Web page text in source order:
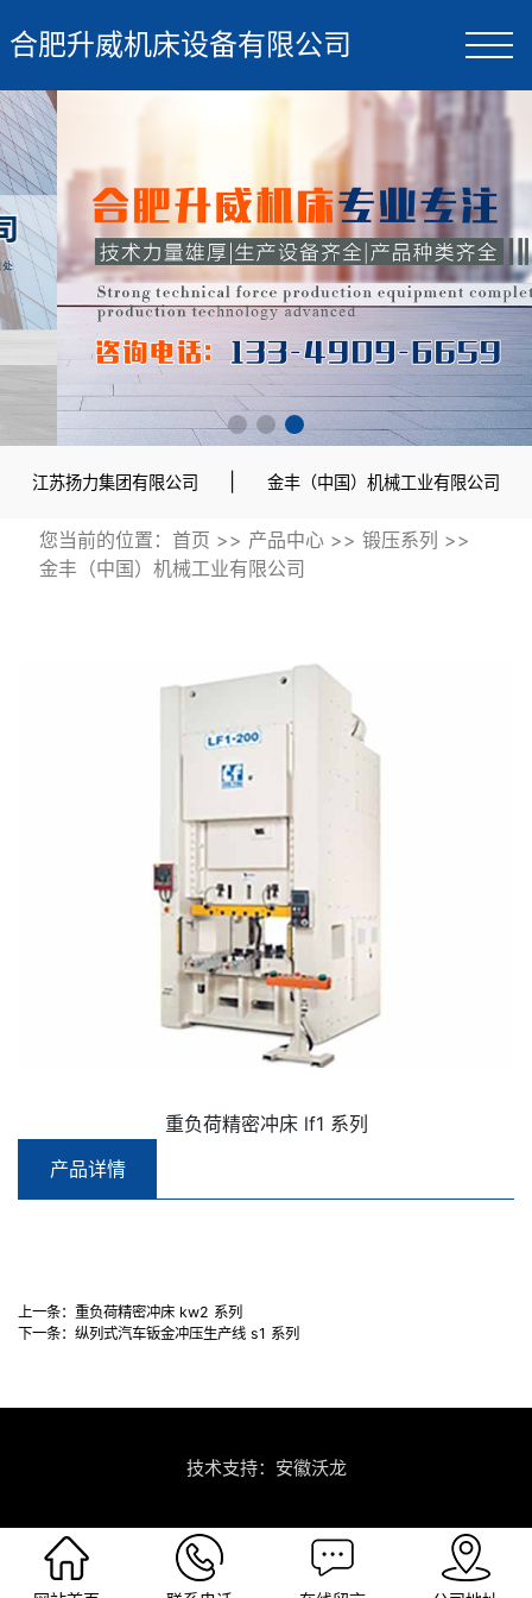
合肥升威机床设备有限公司
江苏扬力集团有限公司 金丰（中国）机械工业有限公司
您当前的位置： 首页 >> 产品中心>> 锻压系列 >>
金丰（中国）机械工业有限公司
重负荷精密冲床 lf1 系列
产品详情
上一条： 重负荷精密冲床 kw2 系列
下一条： 纵列式汽车钣金冲压生产线 s1 系列
技术支持：安徽沃龙